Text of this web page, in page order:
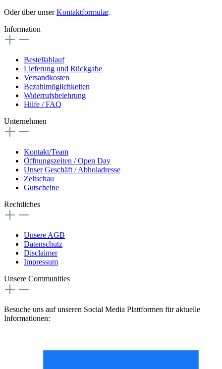
Oder über unserKontaktformular.
Information
Bestellablauf
Lieferung und Rückgabe
Versandkosten
Bezahlmöglichkeiten
Widerrufsbelehrung
Hilfe / FAQ
Unternehmen
Kontakt/Team
Öffnungszeiten / Open Day
Unser Geschäft / Abholadresse
Zeltschau
Gutscheine
Rechtliches
Unsere AGB
Datenschutz
Disclaimer
Impressum
Unsere Communities
Besuche uns auf unseren Social Media Plattformen für aktuelle
Informationen: